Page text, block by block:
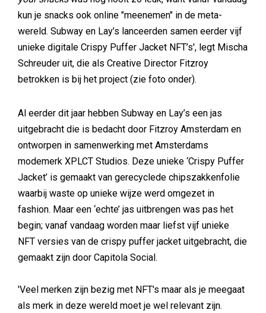
kun je snacks ook online "meenemen" in de meta-
wereld. Subway en Lay’s lanceerden samen eerder vijf
unieke digitale Crispy Puffer Jacket NFT’s', legt Mischa
Schreuder uit, die als Creative Director Fitzroy
betrokken is bij het project (zie foto onder).
Al eerder dit jaar hebben Subway en Lay’s een jas
uitgebracht die is bedacht door Fitzroy Amsterdam en
ontworpen in samenwerking met Amsterdams
modemerk XPLCT Studios. Deze unieke ‘Crispy Puffer
Jacket’ is gemaakt van gerecyclede chipszakkenfolie
waarbij waste op unieke wijze werd omgezet in
fashion. Maar een ‘echte’ jas uitbrengen was pas het
begin; vanaf vandaag worden maar liefst vijf unieke
NFT versies van de crispy puffer jacket uitgebracht, die
gemaakt zijn door Capitola Social.
'Veel merken zijn bezig met NFT's maar als je meegaat
als merk in deze wereld moet je wel relevant zijn.